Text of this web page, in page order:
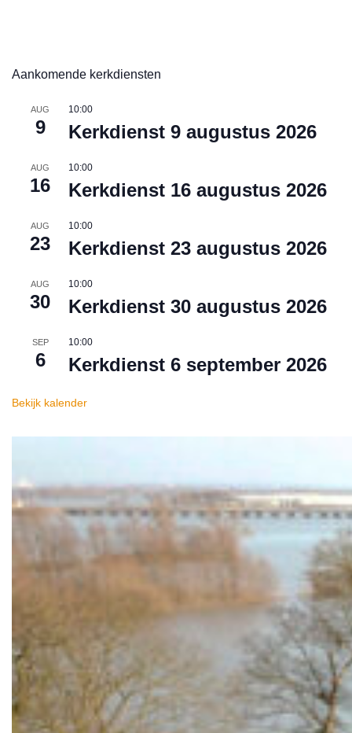
Aankomende kerkdiensten
AUG
9
10:00
Kerkdienst 9 augustus 2026
AUG
16
10:00
Kerkdienst 16 augustus 2026
AUG
23
10:00
Kerkdienst 23 augustus 2026
AUG
30
10:00
Kerkdienst 30 augustus 2026
SEP
6
10:00
Kerkdienst 6 september 2026
Bekijk kalender